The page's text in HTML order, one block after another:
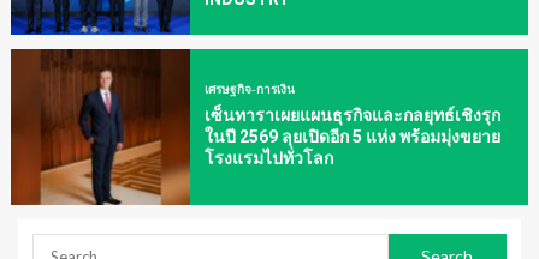
เศรษฐกิจ-การเงิน
เซ็นทาราเผยแผนธุรกิจและกลยุทธ์เชิงรุก
ในปี 2569 ลุยเปิดอีก 5 แห่ง พร้อมมุ่งขยาย
โรงแรมไปทั่วโลก